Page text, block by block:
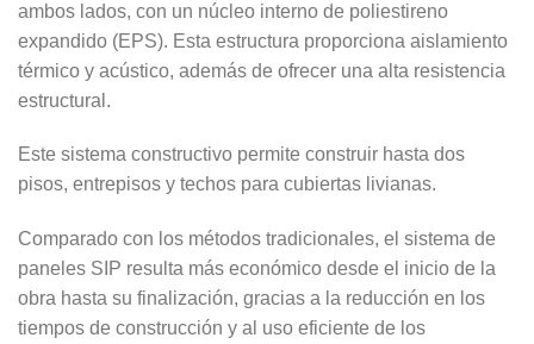
ambos lados, con un núcleo interno de poliestireno
expandido (EPS). Esta estructura proporciona aislamiento
térmico y acústico, además de ofrecer una alta resistencia
estructural.
Este sistema constructivo permite construir hasta dos
pisos, entrepisos y techos para cubiertas livianas.
Comparado con los métodos tradicionales, el sistema de
paneles SIP resulta más económico desde el inicio de la
obra hasta su finalización, gracias a la reducción en los
tiempos de construcción y al uso eficiente de los